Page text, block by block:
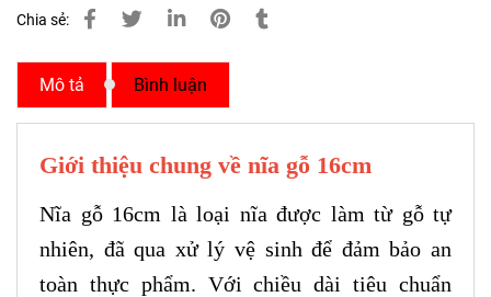
Chia sẻ:
Mô tả Bình luận
Giới thiệu chung về nĩa gỗ 16cm
Nĩa gỗ 16cm là loại nĩa được làm từ gỗ tự
nhiên, đã qua xử lý vệ sinh để đảm bảo an
toàn thực phẩm. Với chiều dài tiêu chuẩn